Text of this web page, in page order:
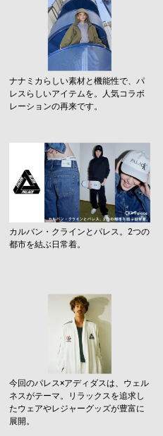
ナナミカらしい素材と機能性で、パ
レスらしいアイテムを。人気コラボ
レーションの再来です。
カルバン・クラインとパレス。2つの
都市を結ぶ日常着。
今回のパレス×アディダスは、ウェル
ネスがテーマ。リラックスを追求し
たウェアやレジャーグッズが豊富に
展開。